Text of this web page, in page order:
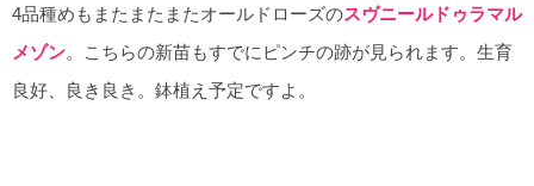
4品種めもまたまたまたオールドローズのスヴニールドゥラマル
メゾン。こちらの新苗もすでにピンチの跡が見られます。生育
良好、良き良き。鉢植え予定ですよ。